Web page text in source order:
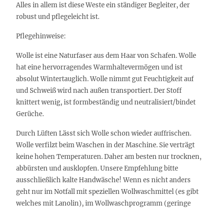
Alles in allem ist diese Weste ein ständiger Begleiter, der
robust und pflegeleicht ist.
Pflegehinweise:
Wolle ist eine Naturfaser aus dem Haar von Schafen. Wolle
hat eine hervorragendes Warmhaltevermögen und ist
absolut Wintertauglich. Wolle nimmt gut Feuchtigkeit auf
und Schweiß wird nach außen transportiert. Der Stoff
knittert wenig, ist formbeständig und neutralisiert/bindet
Gerüche.
Durch Lüften Lässt sich Wolle schon wieder auffrischen.
Wolle verfilzt beim Waschen in der Maschine. Sie verträgt
keine hohen Temperaturen. Daher am besten nur trocknen,
abbürsten und ausklopfen. Unsere Empfehlung bitte
ausschließlich kalte Handwäsche! Wenn es nicht anders
geht nur im Notfall mit speziellen Wollwaschmittel (es gibt
welches mit Lanolin), im Wollwaschprogramm (geringe